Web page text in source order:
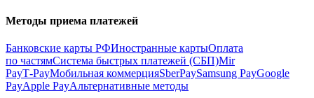
Методы приема платежей
Банковские карты РФИностранные картыОплата
по частямСистема быстрых платежей (СБП)Mir
PayT‑PayМобильная коммерцияSberPaySamsung PayGoogle
PayApple PayАльтернативные методы